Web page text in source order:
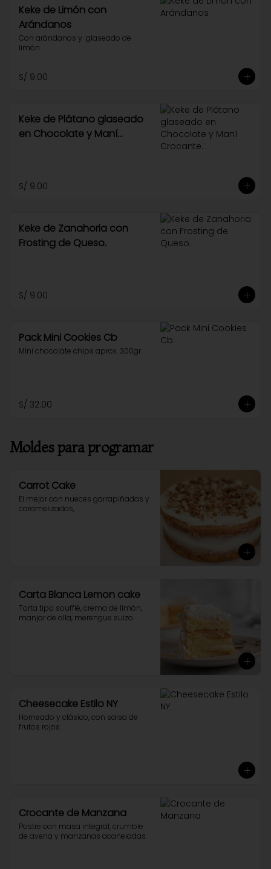
Keke de Limón con
Arándanos
Con arándanos y  glaseado de
limón.
S/ 9.00
Keke de Plátano glaseado
en Chocolate y Maní
S/ 9.00
Keke de Zanahoria con
Frosting de Queso.
S/ 9.00
Pack Mini Cookies Cb
Mini chocolate chips aprox. 300gr.
S/ 32.00
Moldes para programar
Carrot Cake
El mejor con nueces garrapiñadas y
caramelizadas,
Carta Blanca Lemon cake
Torta tipo soufflé, crema de limón,
manjar de olla, merengue suizo.
Cheesecake Estilo NY
Horneado y clásico, con salsa de
frutos rojos.
Crocante de Manzana
Postre con masa integral, crumble
de avena y manzanas acaneladas.